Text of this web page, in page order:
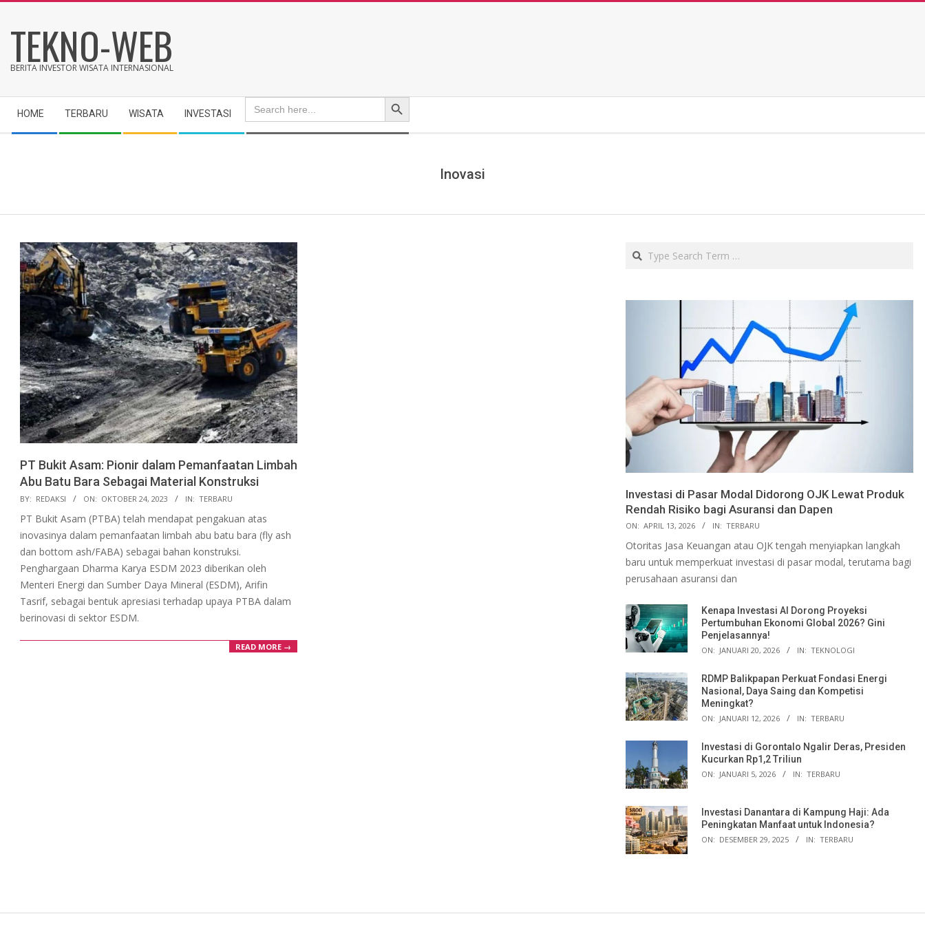
content
TEKNO-WEB
BERITA INVESTOR WISATA INTERNASIONAL
Navigation
Menu
HOME TERBARU WISATA INVESTASI
Search
for:
Search Button
Inovasi
PT Bukit Asam: Pionir dalam Pemanfaatan Limbah
Abu Batu Bara Sebagai Material Konstruksi
2023-
10-
24
BY: REDAKSI ON: OKTOBER 24, 2023 IN: TERBARU
PT Bukit Asam (PTBA) telah mendapat pengakuan atas
inovasinya dalam pemanfaatan limbah abu batu bara (fly ash
dan bottom ash/FABA) sebagai bahan konstruksi.
Penghargaan Dharma Karya ESDM 2023 diberikan oleh
Menteri Energi dan Sumber Daya Mineral (ESDM), Arifin
Tasrif, sebagai bentuk apresiasi terhadap upaya PTBA dalam
berinovasi di sektor ESDM.
READ MORE →
Search
Investasi di Pasar Modal Didorong OJK Lewat Produk
Rendah Risiko bagi Asuransi dan Dapen
ON: APRIL 13, 2026 IN: TERBARU
Otoritas Jasa Keuangan atau OJK tengah menyiapkan langkah
baru untuk memperkuat investasi di pasar modal, terutama bagi
perusahaan asuransi dan
Kenapa Investasi AI Dorong Proyeksi
Pertumbuhan Ekonomi Global 2026? Gini
Penjelasannya!
ON: JANUARI 20, 2026 IN: TEKNOLOGI
RDMP Balikpapan Perkuat Fondasi Energi
Nasional, Daya Saing dan Kompetisi
Meningkat?
ON: JANUARI 12, 2026 IN: TERBARU
Investasi di Gorontalo Ngalir Deras, Presiden
Kucurkan Rp1,2 Triliun
ON: JANUARI 5, 2026 IN: TERBARU
Investasi Danantara di Kampung Haji: Ada
Peningkatan Manfaat untuk Indonesia?
ON: DESEMBER 29, 2025 IN: TERBARU